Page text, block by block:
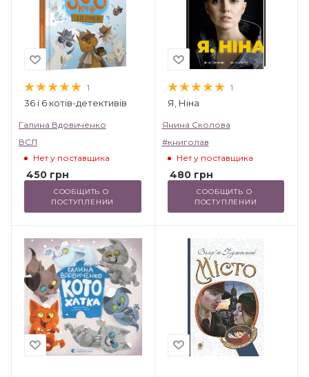
1
36 і 6 котів-детективів
Галина Вдовиченко
ВСЛ
Нет у поставщика
450 грн
СООБЩИТЬ О
ПОСТУПЛЕНИИ
1
Я, Ніна
Янина Сколова
#книголав
Нет у поставщика
480грн
СООБЩИТЬ О
ПОСТУПЛЕНИИ